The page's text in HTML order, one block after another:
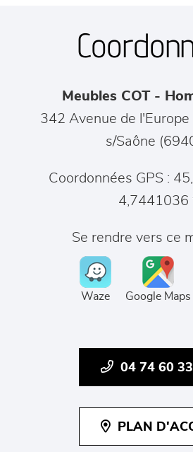
chambres et dressing
décoration
Meubles COT -
342 Avenue de l'Europe
s/Saône (
Coordonnées GPS :
4,7441036
Se rendre vers ce
Waze Google Maps
04 74 60
PLAN